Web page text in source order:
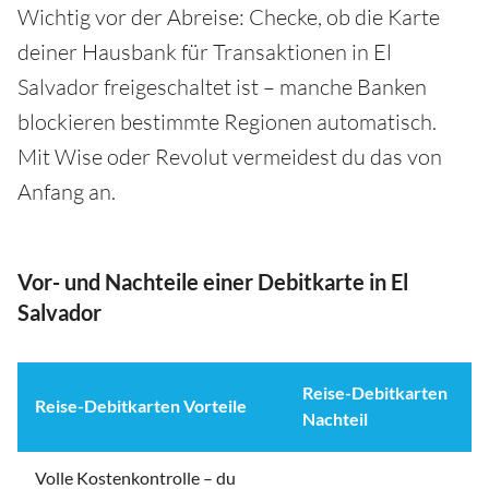
Wichtig vor der Abreise: Checke, ob die Karte
deiner Hausbank für Transaktionen in El
Salvador freigeschaltet ist – manche Banken
blockieren bestimmte Regionen automatisch.
Mit Wise oder Revolut vermeidest du das von
Anfang an.
Vor- und Nachteile einer Debitkarte in El
Salvador
Reise-Debitkarten Vorteile
Reise-Debitkarten
Nachteil
Volle Kostenkontrolle – du